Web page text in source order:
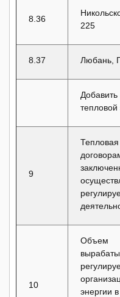
8.36
225
8.37 Любань,
Добавить
тепловой
9
Тепловая
10
Объем
энергии